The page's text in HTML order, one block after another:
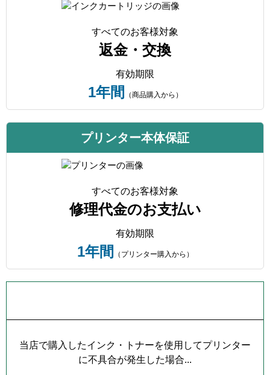
すべてのお客様対象
返金・交換
有効期限
1年間 （商品購入から）
プリンター本体保証
すべてのお客様対象
修理代金のお支払い
有効期限
1年間 （プリンター購入から）
当店で購入したインク・トナーを使用してプリンター
に不具合が発生した場合...